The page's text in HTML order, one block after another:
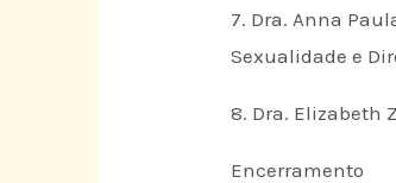
7. Dra. Anna
Sexualidade e
8. Dra. Elizabeth
Encerramento